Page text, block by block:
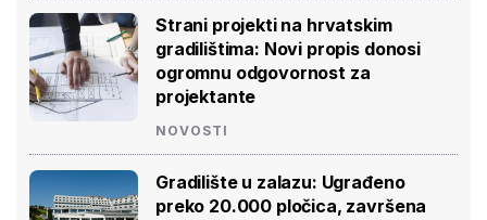
Strani projekti na hrvatskim
gradilištima: Novi propis donosi
ogromnu odgovornost za
projektante
NOVOSTI
Gradilište u zalazu: Ugrađeno
preko 20.000 pločica, završena